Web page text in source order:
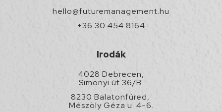
hello@futuremanagement.hu
+36 30 454 8164
Irodák
4028 Debrecen,
Simonyi út 36/B.
8230 Balatonfüred,
Mészöly Géza u. 4-6.